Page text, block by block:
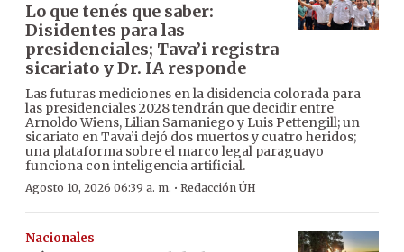
Lo que tenés que saber:
Disidentes para las
presidenciales; Tava’i registra
sicariato y Dr. IA responde
Las futuras mediciones en la disidencia colorada para
las presidenciales 2028 tendrán que decidir entre
Arnoldo Wiens, Lilian Samaniego y Luis Pettengill; un
sicariato en Tava’i dejó dos muertos y cuatro heridos;
una plataforma sobre el marco legal paraguayo
funciona con inteligencia artificial.
Agosto 10, 2026 06:39 a. m. · Redacción ÚH
Nacionales